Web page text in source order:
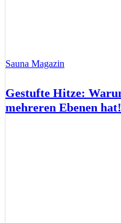
Sauna Magazin
Gestufte Hitze:
mehreren Ebenen hat!